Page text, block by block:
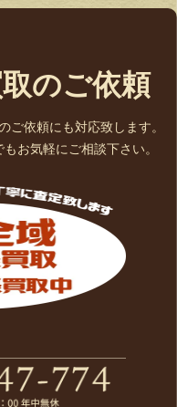
のご依頼
ご依頼にも対応致します。
お気軽にご相談下さい。